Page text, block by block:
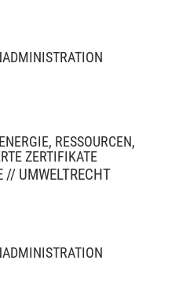
RESSOURCEN,
ZERTIFIKATE
// UMWELTRECHT